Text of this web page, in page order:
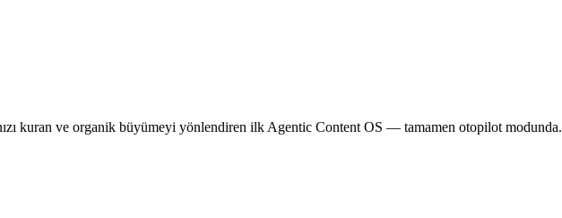
kuran ve organik büyümeyi yönlendiren ilk Agentic Content OS — tamamen otopilot modunda.